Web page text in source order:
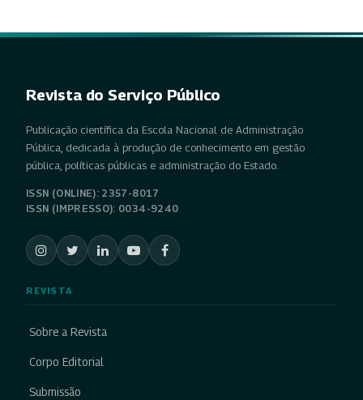
Revista do Serviço Público
Publicação científica da Escola Nacional de Administração
Pública, dedicada à produção de conhecimento em gestão
pública, políticas públicas e administração do Estado.
ISSN (ONLINE): 2357-8017
ISSN (IMPRESSO): 0034-9240
REVISTA
Sobre a Revista
Corpo Editorial
Submissão